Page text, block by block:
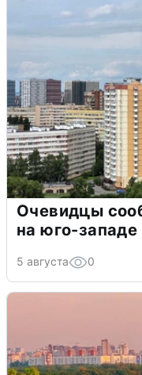
Очевидцы
на юго-западе
5 августа 0